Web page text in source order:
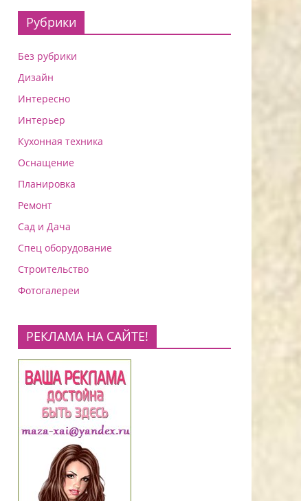
Рубрики
Без рубрики
Дизайн
Интересно
Интерьер
Кухонная техника
Оснащение
Планировка
Ремонт
Сад и Дача
Спец оборудование
Строительство
Фотогалереи
РЕКЛАМА НА САЙТЕ!